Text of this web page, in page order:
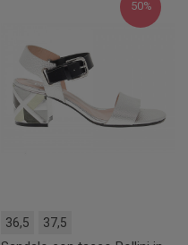
50%
36,5 37,5